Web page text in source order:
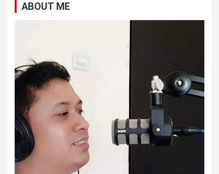
ABOUT ME